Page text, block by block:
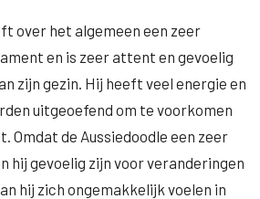
over het algemeen een zeer
en is zeer attent en gevoelig
zijn gezin. Hij heeft veel energie en
uitgeoefend om te voorkomen
Omdat de Aussiedoodle een zeer
hij gevoelig zijn voor veranderingen
hij zich ongemakkelijk voelen in